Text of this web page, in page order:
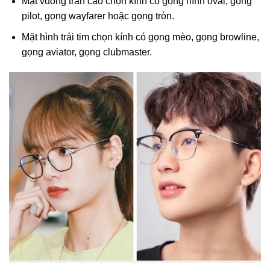
pilot, gọng wayfarer hoặc gọng tròn.
Mặt hình trái tim chọn kính có gọng mèo, gọng browline,
gọng aviator, gọng clubmaster.